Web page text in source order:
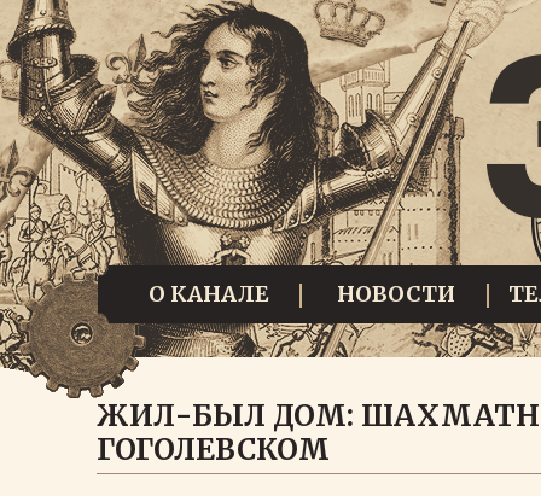
О КАНАЛЕ НОВОСТИ
ЖИЛ-БЫЛ ДОМ:
ГОГОЛЕВСКОМ